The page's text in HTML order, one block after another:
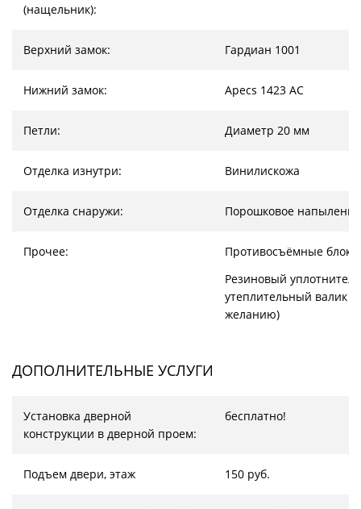
(нащельник):
Верхний замок: Гардиан 1001
Нижний замок: Apecs 1423 AC
Петли: Диаметр 20 мм
Отделка изнутри: Винилискожа
Отделка снаружи: Порошковое напыление
Прочее:
Противосъёмные
Резиновый
утеплительный валик
желанию)
ДОПОЛНИТЕЛЬНЫЕ УСЛУГИ
Установка дверной
конструкции в дверной проем:
бесплатно!
Подъем двери, этаж 150 руб.